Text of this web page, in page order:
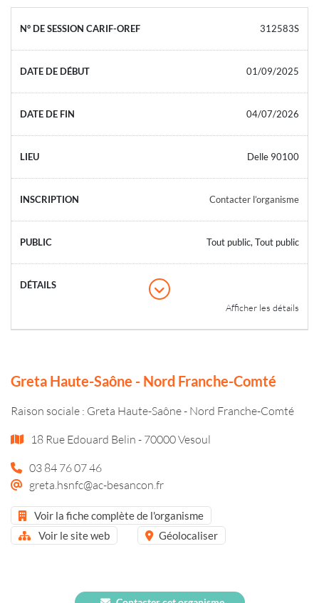
312583S
01/09/2025
04/07/2026
Delle 90100
Contacter l’organisme
Tout public, Tout public
Afficher les détails
Greta Haute-Saône - Nord Franche-Comté
Raison sociale : Greta Haute-Saône - Nord Franche-Comté
18 Rue Edouard Belin - 70000 Vesoul
03 84 76 07 46
greta.hsnfc@ac-besancon.fr
Voir la fiche complète de l'organisme
Voir le site web
Géolocaliser